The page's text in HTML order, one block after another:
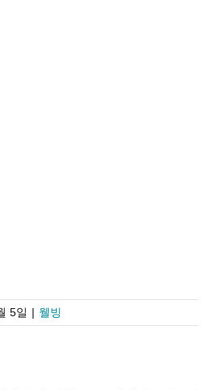
5일 | 웰빙